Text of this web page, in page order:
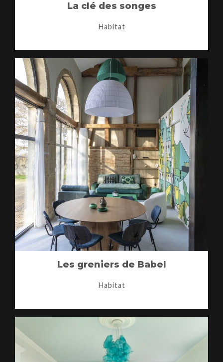
La clé des songes
Habitat
Les greniers de Babel
Habitat